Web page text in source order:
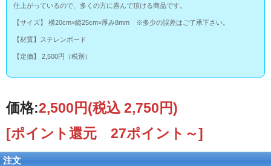
仕上がっているので、多くの方に喜んで頂ける商品です。
【サイズ】 横20cm×縦25cm×厚み8mm ※多少の誤差はご了承下さい。
【材質】スチレンボード
【定価】 2,500円（税別）
価格:2,500円(税込 2,750円)
[ポイント還元 27ポイント～]
注文